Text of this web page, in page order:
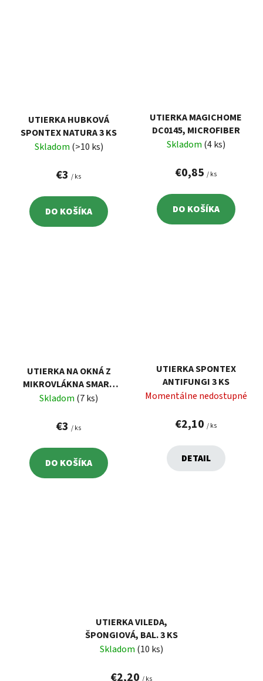
UTIERKA HUBKOVÁ
SPONTEX NATURA 3 KS
Skladom (>10 ks)
€3 / ks
DO KOŠÍKA
UTIERKA MAGICHOME
DC0145, MICROFIBER
Skladom (4 ks)
€0,85 / ks
DO KOŠÍKA
UTIERKA NA OKNÁ Z
MIKROVLÁKNA SMART
FIBRE 32X32 CM VELKEA
Skladom (7 ks)
€3 / ks
DO KOŠÍKA
UTIERKA SPONTEX
ANTIFUNGI 3 KS
Momentálne nedostupné
€2,10 / ks
DETAIL
UTIERKA VILEDA,
ŠPONGIOVÁ, BAL. 3 KS
Skladom (10 ks)
€2,20 / ks